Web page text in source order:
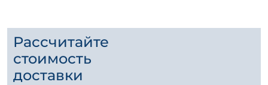
Рассчитайте
стоимость
доставки